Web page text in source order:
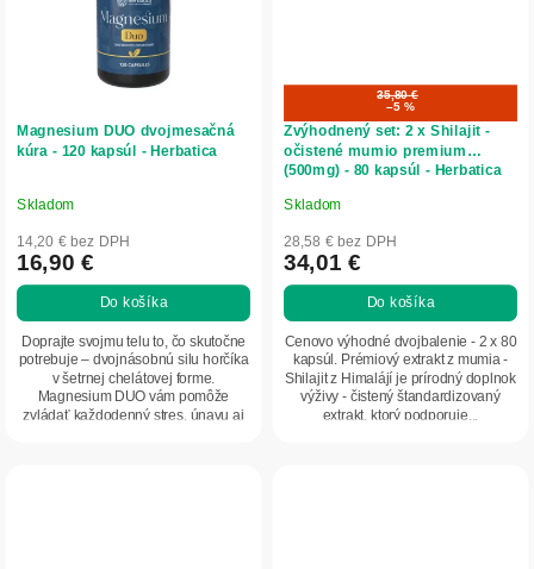
Magnesium DUO dvojmesačná
kúra - 120 kapsúl - Herbatica
Priemerné
hodnotenie
produktu
je
5,0
z
5
hviezdičiek.
Skladom
14,20 € bez DPH
16,90 €
Do košíka
Doprajte svojmu telu to, čo skutočne
potrebuje – dvojnásobnú silu horčíka
v šetrnej chelátovej forme.
Magnesium DUO vám pomôže
zvládať každodenný stres, únavu aj
35,80 €
–5 %
Zvýhodnený set: 2 x Shilajit -
očistené mumio premium
(500mg) - 80 kapsúl - Herbatica
Priemerné
hodnotenie
produktu
je
5,0
z
hviezdičiek.
Skladom
28,58 € bez DPH
34,01 €
Do košíka
Cenovo výhodné dvojbalenie - 2 x 80
kapsúl. Prémiový extrakt z mumia -
Shilajit z Himalájí je prírodný doplnok
výživy - čistený štandardizovaný
extrakt, ktorý podporuje...